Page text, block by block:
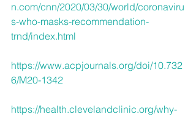
n.com/cnn/2020/03/30/world/coronaviru
s-who-masks-recommendation-
trnd/index.html
https://www.acpjournals.org/doi/10.732
6/M20-1342
https://health.clevelandclinic.org/why-